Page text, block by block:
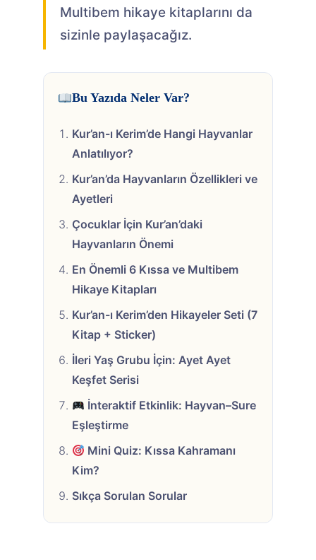
Multibem hikaye kitaplarını da
sizinle paylaşacağız.
Bu Yazıda Neler Var?
Kur’an-ı Kerim’de Hangi Hayvanlar
Anlatılıyor?
Kur’an’da Hayvanların Özellikleri ve
Ayetleri
Çocuklar İçin Kur’an’daki
Hayvanların Önemi
En Önemli 6 Kıssa ve Multibem
Hikaye Kitapları
Kur’an-ı Kerim’den Hikayeler Seti (7
Kitap + Sticker)
İleri Yaş Grubu İçin: Ayet Ayet
Keşfet Serisi
İnteraktif Etkinlik: Hayvan–Sure
Eşleştirme
Mini Quiz: Kıssa Kahramanı
Kim?
Sıkça Sorulan Sorular